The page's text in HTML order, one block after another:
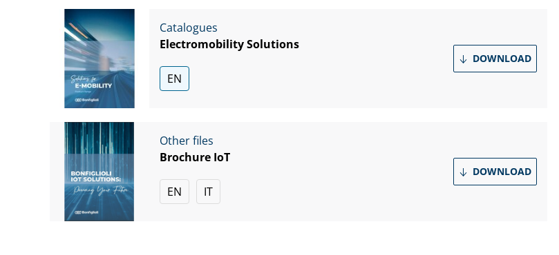
Catalogues
Electromobility Solutions
EN
DOWNLOAD
Other files
Brochure IoT
EN IT
DOWNLOAD